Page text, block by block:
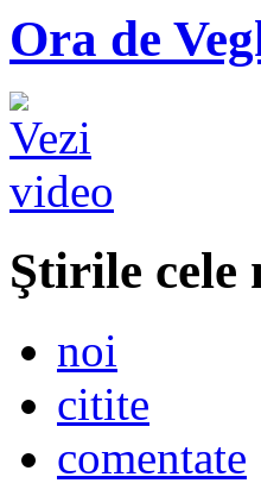
Ora de
Ştirile cele
noi
citite
comentate